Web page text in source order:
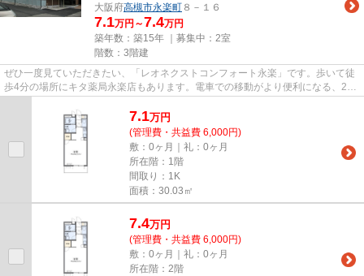
大阪府高槻市永楽町 ８－１６
7.1万円～7.4万円
築年数：築15年 ｜募集中： 2室
階数：3階建
ぜひ一度見ていただきたい、「レオネクストコンフォート永楽」です。歩いて徒
歩4分の場所にキタ薬局永楽店もあります。電車での移動がより便利になる、2駅
7.1万円
(管理費・共益費 6,000円)
敷：0ヶ月｜礼：0ヶ月
所在階：1階
間取り：1K
面積：30.03㎡
7.4万円
(管理費・共益費 6,000円)
敷：0ヶ月｜礼：0ヶ月
所在階：2階